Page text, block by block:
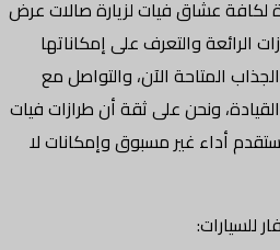
لكافة عشاق فيات لزيارة صالات عرض
الرائعة والتعرف على إمكاناتها
المتاحة الآن، والتواصل مع
ونحن على ثقة أن طرازات فيات
أداء غير مسبوق وإمكانات لا
للسيارات: